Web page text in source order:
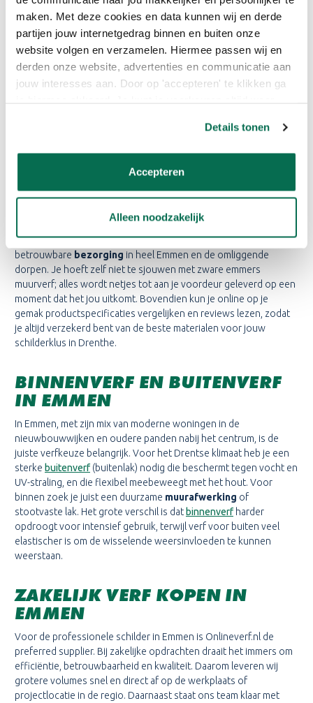
maken. Met deze cookies en data kunnen wij en derde
partijen jouw internetgedrag binnen en buiten onze
website volgen en verzamelen. Hiermee passen wij en
derden onze website, advertenties en communicatie aan
jouw interesses aan. Door op 'accepteren' te klikken ga
Details tonen
Accepteren
Alleen noodzakelijk
ONLINE VERF BESTELLEN IN
EMMEN
fysiek naar de winkel te gaan voor een nieuwe pot verf. Het
toegang tot een enormassortimentaan topmerken en
schildersbenodigdheden, alles op één overzichtelijke plek. Of je
nu op zoek bent naar een specifieke mengkleur of de juiste
kwasten en rollers, je vindt alles wat je nodig hebt binnen enkele
Een groot voordeel van online bestellen is de snelle en
betrouwbare bezorging in heel Emmen en de omliggende
dorpen. Je hoeft zelf niet te sjouwen met zware emmers
muurverf; alles wordt netjes tot aan je voordeur geleverd op een
moment dat het jou uitkomt. Bovendien kun je online op je
gemak productspecificaties vergelijken en reviews lezen, zodat
je altijd verzekerd bent van de beste materialen voor jouw
schilderklus in Drenthe.
BINNENVERF EN BUITENVERF
IN EMMEN
In Emmen, met zijn mix van moderne woningen in de
nieuwbouwwijken en oudere panden nabij het centrum, is de
juiste verfkeuze belangrijk. Voor het Drentse klimaat heb je een
sterke buitenverf(buitenlak) nodig die beschermt tegen vocht en
UV-straling, en die flexibel meebeweegt met het hout. Voor
binnen zoek je juist een duurzame muurafwerking of
stootvaste lak. Het grote verschil is dat binnenverfharder
opdroogt voor intensief gebruik, terwijl verf voor buiten veel
elastischer is om de wisselende weersinvloeden te kunnen
weerstaan.
ZAKELIJK VERF KOPEN IN
EMMEN
Voor de professionele schilder in Emmen is Onlineverf.nl de
preferred supplier. Bij zakelijke opdrachten draait het immers om
efficiëntie, betrouwbaarheid en kwaliteit. Daarom leveren wij
grotere volumes snel en direct af op de werkplaats of
projectlocatie in de regio. Daarnaast staat ons team klaar met